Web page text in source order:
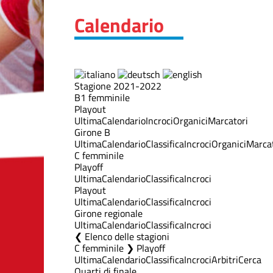
Calendario
Stagione 2021-2022
B1 femminile
Playout
UltimaCalendarioIncrociOrganiciMarcatori
Girone B
UltimaCalendarioClassificaIncrociOrganici
C femminile
Playoff
UltimaCalendarioClassificaIncroci
Playout
UltimaCalendarioClassificaIncroci
Girone regionale
UltimaCalendarioClassificaIncroci
Elenco delle stagioni
C femminile ❯ Playoff
UltimaCalendarioClassificaIncrociArbitriCerca